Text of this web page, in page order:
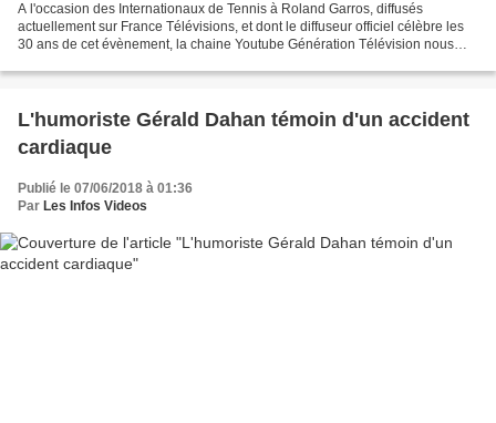
A l'occasion des Internationaux de Tennis à Roland Garros, diffusés
actuellement sur France Télévisions, et dont le diffuseur officiel célèbre les
30 ans de cet évènement, la chaine Youtube Génération Télévision nous
L'humoriste Gérald Dahan témoin d'un accident
cardiaque
Publié le 07/06/2018 à 01:36
Par Les Infos Videos